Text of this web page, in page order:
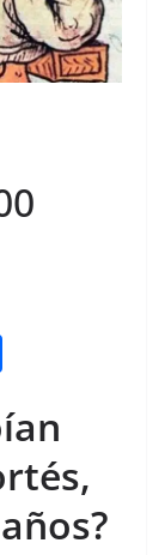
ar
e